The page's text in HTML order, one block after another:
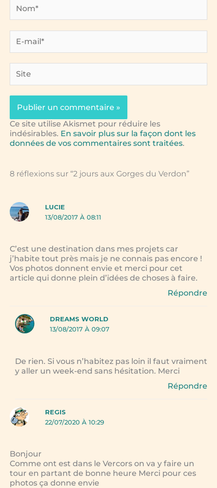
mail*
Ce site utilise Akismet pour réduire les
indésirables. En savoir plus sur la façon dont les
données de vos commentaires sont traitées.
8 réflexions sur “2 jours aux Gorges du Verdon”
LUCIE
13/08/2017 À 08:11
C’est une destination dans mes projets car
j’habite tout près mais je ne connais pas encore !
Vos photos donnent envie et merci pour cet
article qui donne plein d’idées de choses à faire.
Répondre
DREAMS WORLD
13/08/2017 À 09:07
De rien. Si vous n’habitez pas loin il faut vraiment
y aller un week-end sans hésitation. Merci
Répondre
REGIS
22/07/2020 À 10:29
Bonjour
Comme ont est dans le Vercors on va y faire un
tour en partant de bonne heure Merci pour ces
photos ça donne envie